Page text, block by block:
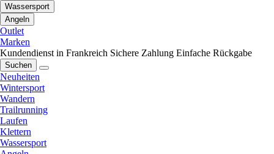
Wassersport
Angeln
Outlet
Marken
Kundendienst in Frankreich Sichere Zahlung Einfache Rückgabe
Suchen
Neuheiten
Wintersport
Wandern
Trailrunning
Laufen
Klettern
Wassersport